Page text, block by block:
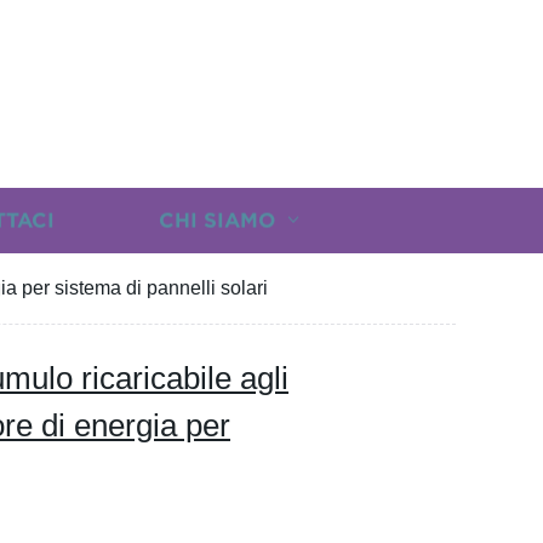
CHI SIAMO
per sistema di pannelli solari
ricaricabile agli
di energia per